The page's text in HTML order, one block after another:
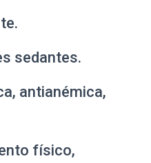
sedantes.
antianémica,
físico,